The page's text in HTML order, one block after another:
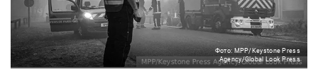
Фото: MPP/Keystone Press
Agency/Global Look Press